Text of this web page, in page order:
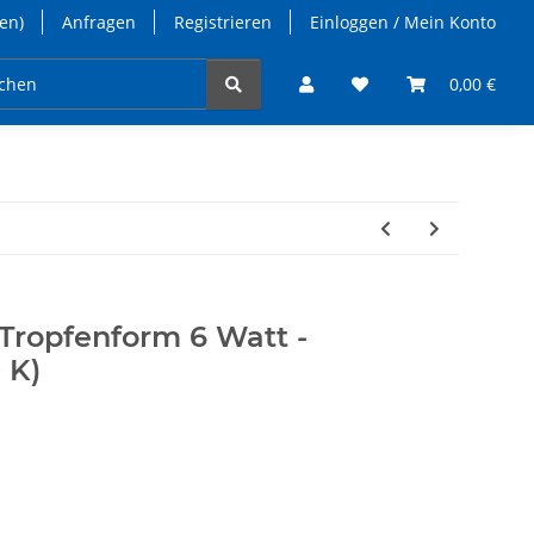
Anfragen Registrieren Einloggen / Mein Konto
0,00 €
6 Watt -